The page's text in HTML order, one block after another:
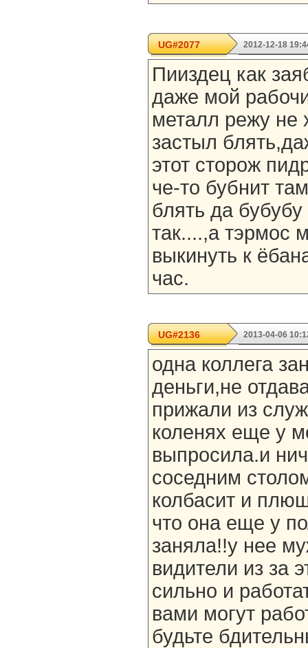
UG#2077 2012-12-18
Пииздец как
даже мой
металл режу не
застыл
этот сторож
че-то бубнит
блять да
так....,а тэрмос
выкинуть к
час.
UG#2136 2013-04-06
одна коллега
деньги,не
прижали из
коленях еще у
выпросила.и
соседним
колбасит и
что она еще у
заняла!!у нее
видители из за
сильно и
вами могут
будьте